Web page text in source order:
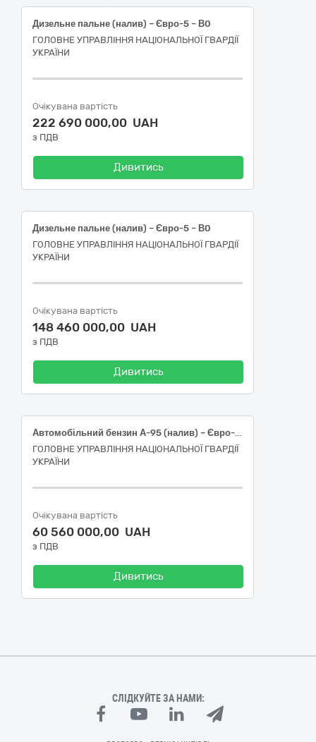
Дизельне пальне (налив) – Євро-5 – В0
ГОЛОВНЕ УПРАВЛІННЯ НАЦІОНАЛЬНОЇ ГВАРДІЇ
УКРАЇНИ
Очікувана вартість
222 690 000,00 UAH
з ПДВ
Дивитись
Дизельне пальне (налив) – Євро-5 – В0
ГОЛОВНЕ УПРАВЛІННЯ НАЦІОНАЛЬНОЇ ГВАРДІЇ
УКРАЇНИ
Очікувана вартість
148 460 000,00 UAH
з ПДВ
Дивитись
Автомобільний бензин А-95 (налив) – Євро-5 – Е5 (Е0)
ГОЛОВНЕ УПРАВЛІННЯ НАЦІОНАЛЬНОЇ ГВАРДІЇ
УКРАЇНИ
Очікувана вартість
60 560 000,00 UAH
з ПДВ
Дивитись
СЛІДКУЙТЕ ЗА НАМИ: